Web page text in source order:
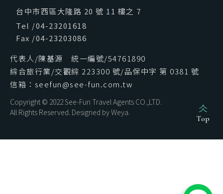
台中市西區大隆路 20 號 11 樓之 7
Tel /04-23201618
Fax /04-23203086
代表人/陳基源 統一編號/54761890
綜合旅行業/交觀綜 223300 號/品保中字 第 0381 號
信箱：seefun@see-fun.com.tw
Copyright © 2022 See-Fun Travel Agents CO.,LTD.
All Rights Reserved. Designed byWeya.
Top